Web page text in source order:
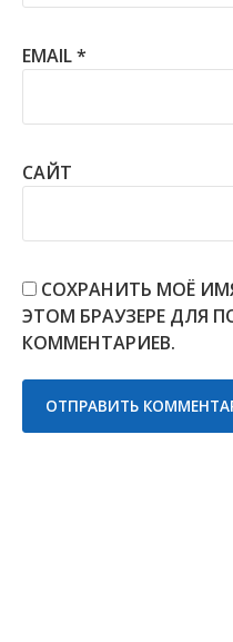
EMAIL*
САЙТ
СОХРАНИТЬ МОЁ
ЭТОМ БРАУЗЕРЕ ДЛЯ
КОММЕНТАРИЕВ.